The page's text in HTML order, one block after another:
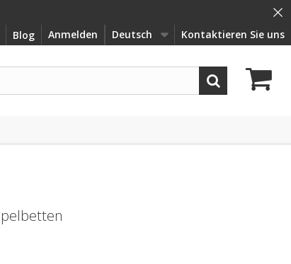
Kontaktieren Sie uns
Deutsch
Anmelden
Blog
×